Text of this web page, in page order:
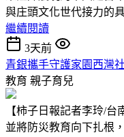
與庄頭文化世代接力的
繼續閱讀
3天前
青銀攜手守護家園西灣
教育 親子育兒
【柿子日報記者李玲/台
並將防災教育向下扎根